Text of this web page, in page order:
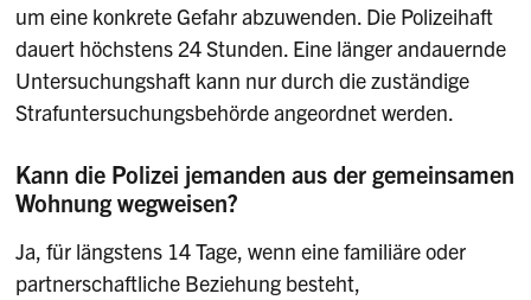
um eine konkrete Gefahr abzuwenden. Die Polizeihaft
dauert höchstens 24 Stunden. Eine länger andauernde
Untersuchungshaft kann nur durch die zuständige
Strafuntersuchungsbehörde angeordnet werden.
Kann die Polizei jemanden aus der gemeinsamen
Wohnung wegweisen?
Ja, für längstens 14 Tage, wenn eine familiäre oder
partnerschaftliche Beziehung besteht,